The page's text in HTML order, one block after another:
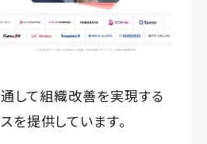
して組織改善を実現する
提供しています。